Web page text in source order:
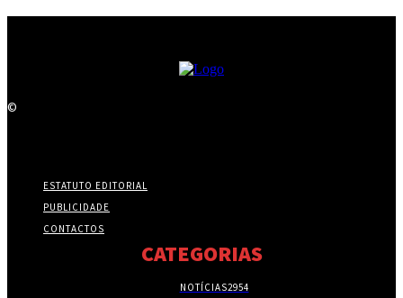
©
ESTATUTO EDITORIAL
PUBLICIDADE
CONTACTOS
CATEGORIAS
NOTÍCIAS2954